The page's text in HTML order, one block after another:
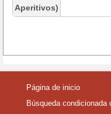
Aperitivos)
Página de inicio
Búsqueda condicionada